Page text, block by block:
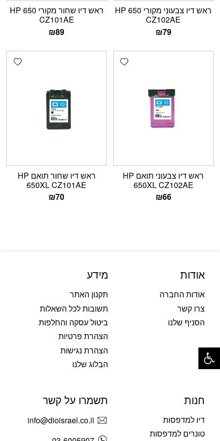
ראש דיו צבעוני מקורי HP 650
CZ102AE
₪79
ראש דיו שחור מקורי HP 650
CZ101AE
₪89
Add wishlist
ראש דיו צבעוני תואם HP
650XL CZ102AE
₪66
ראש דיו שחור תואם HP
650XL CZ101AE
₪70
אודות
אודות החברה
צרו קשר
הסניף שלנו
מידע
תקנון האתר
תשובות לכל השאלות
ביטול עסקה והחלפות
הצהרת פרטיות
הצהרת נגישות
הבלוג שלנו
חנות
דיו למדפסות
טונרים למדפסות
תשמרו על קשר
info@dioisrael.co.il
פתח סרגל נגישות